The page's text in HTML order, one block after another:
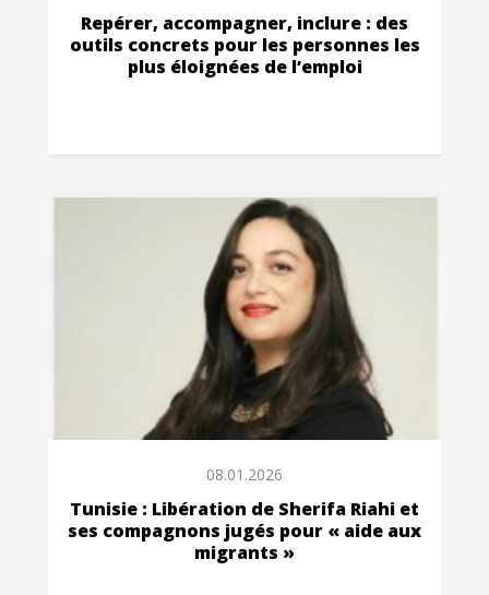
Repérer, accompagner, inclure : des
outils concrets pour les personnes les
plus éloignées de l’emploi
08.01.2026
Tunisie : Libération de Sherifa Riahi et
ses compagnons jugés pour « aide aux
migrants »